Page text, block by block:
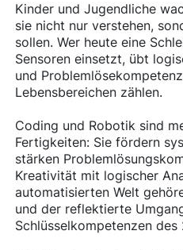
Kinder und Jugendliche
sie nicht nur verstehen,
sollen. Wer heute eine
Sensoren einsetzt, übt
und
Lebensbereichen zählen.
Coding und Robotik sind
Fertigkeiten: Sie fördern
stärken
Kreativität mit logischer
automatisierten Welt
und der reflektierte
Schlüsselkompetenzen des